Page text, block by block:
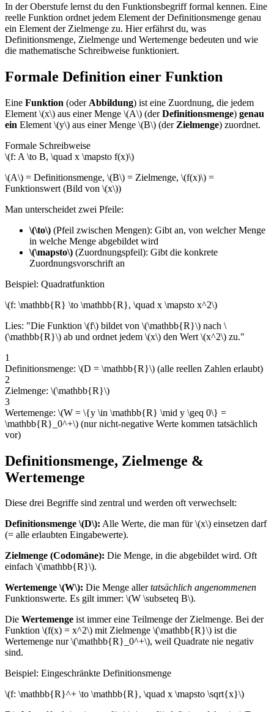
In der Oberstufe lernst du den Funktionsbegriff formal kennen. Eine
reelle Funktion ordnet jedem Element der Definitionsmenge genau
ein Element der Zielmenge zu. Hier erfährst du, was
Definitionsmenge, Zielmenge und Wertemenge bedeuten und wie
die mathematische Schreibweise funktioniert.
Formale Definition einer Funktion
Eine Funktion (oder Abbildung) ist eine Zuordnung, die jedem
Element \(x\) aus einer Menge \(A\) (derDefinitionsmenge) genau
ein Element \(y\) aus einer Menge \(B\) (der Zielmenge) zuordnet.
Formale Schreibweise
\(f: A \to B, \quad x \mapsto f(x)\)
\(A\) = Definitionsmenge, \(B\) = Zielmenge, \(f(x)\) =
Funktionswert (Bild von \(x\))
Man unterscheidet zwei Pfeile:
\(\to\) (Pfeil zwischen Mengen): Gibt an, von welcher Menge
in welche Menge abgebildet wird
\(\mapsto\) (Zuordnungspfeil): Gibt die konkrete
Zuordnungsvorschrift an
Beispiel: Quadratfunktion
\(f: \mathbb{R} \to \mathbb{R}, \quad x \mapsto x^2\)
Lies: "Die Funktion \(f\) bildet von \(\mathbb{R}\) nach \
(\mathbb{R}\) ab und ordnet jedem \(x\) den Wert \(x^2\) zu."
1
Definitionsmenge: \(D = \mathbb{R}\) (alle reellen Zahlen erlaubt)
2
Zielmenge: \(\mathbb{R}\)
3
Wertemenge: \(W = \{y \in \mathbb{R} \mid y \geq 0\} =
\mathbb{R}_0^+\) (nur nicht-negative Werte kommen tatsächlich
vor)
Definitionsmenge, Zielmenge &
Wertemenge
Diese drei Begriffe sind zentral und werden oft verwechselt:
Definitionsmenge \(D\): Alle Werte, die man für \(x\) einsetzen darf
(= alle erlaubten Eingabewerte).
Zielmenge (Codomäne): Die Menge, in die abgebildet wird. Oft
einfach \(\mathbb{R}\).
Wertemenge \(W\): Die Menge allertatsächlich angenommenen
Funktionswerte. Es gilt immer: \(W \subseteq B\).
Die Wertemenge ist immer eine Teilmenge der Zielmenge. Bei der
Funktion \(f(x) = x^2\) mit Zielmenge \(\mathbb{R}\) ist die
Wertemenge nur \(\mathbb{R}_0^+\), weil Quadrate nie negativ
sind.
Beispiel: Eingeschränkte Definitionsmenge
\(f: \mathbb{R}^+ \to \mathbb{R}, \quad x \mapsto \sqrt{x}\)